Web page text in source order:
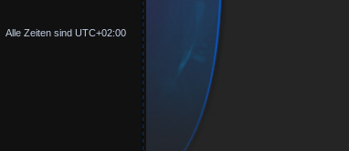
Alle Zeiten sind UTC+02:00